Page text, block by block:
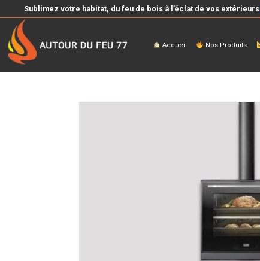
Sublimez votre habitat, du feu de bois à l’éclat de vos extérieurs
Accueil Nos Produits